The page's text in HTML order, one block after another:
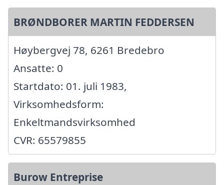
BRØNDBORER MARTIN FEDDERSEN
Høybergvej 78, 6261 Bredebro
Ansatte: 0
Startdato: 01. juli 1983,
Virksomhedsform:
Enkeltmandsvirksomhed
CVR: 65579855
Burow Entreprise